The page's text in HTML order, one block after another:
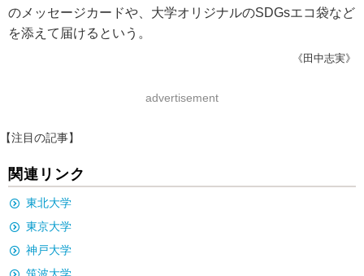
のメッセージカードや、大学オリジナルのSDGsエコ袋など
を添えて届けるという。
《田中志実》
advertisement
【注目の記事】
関連リンク
東北大学
東京大学
神戸大学